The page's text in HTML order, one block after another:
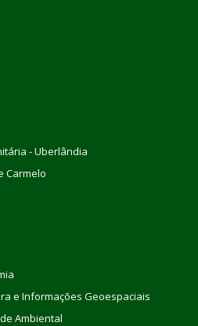
- Uberlândia
Carmelo
e Informações Geoespaciais
Ambiental